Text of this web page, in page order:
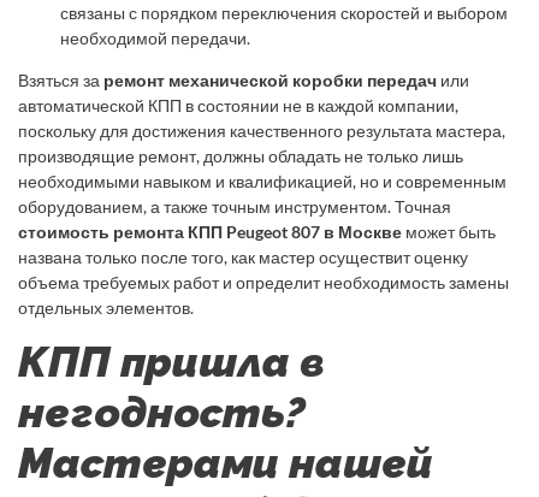
связаны с порядком переключения скоростей и выбором
необходимой передачи.
Взяться за ремонт механической коробки передач или
автоматической КПП в состоянии не в каждой компании,
поскольку для достижения качественного результата мастера,
производящие ремонт, должны обладать не только лишь
необходимыми навыком и квалификацией, но и современным
оборудованием, а также точным инструментом. Точная
стоимость ремонта КПП Peugeot 807 в Москве может быть
названа только после того, как мастер осуществит оценку
объема требуемых работ и определит необходимость замены
отдельных элементов.
КПП пришла в
негодность?
Мастерами нашей